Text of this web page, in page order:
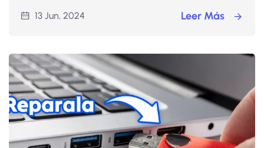
13 Jun, 2024 Leer Más